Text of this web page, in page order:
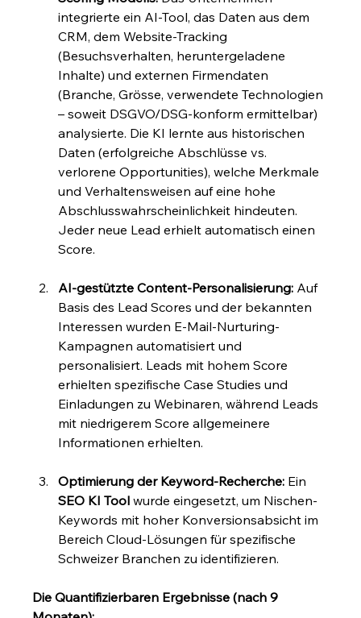
integrierte ein AI-Tool, das Daten aus dem
CRM, dem Website-Tracking
(Besuchsverhalten, heruntergeladene
Inhalte) und externen Firmendaten
(Branche, Grösse, verwendete Technologien
– soweit DSGVO/DSG-konform ermittelbar)
analysierte. Die KI lernte aus historischen
Daten (erfolgreiche Abschlüsse vs.
verlorene Opportunities), welche Merkmale
und Verhaltensweisen auf eine hohe
Abschlusswahrscheinlichkeit hindeuten.
Jeder neue Lead erhielt automatisch einen
Score.
AI-gestützte Content-Personalisierung: Auf
Basis des Lead Scores und der bekannten
Interessen wurden E-Mail-Nurturing-
Kampagnen automatisiert und
personalisiert. Leads mit hohem Score
erhielten spezifische Case Studies und
Einladungen zu Webinaren, während Leads
mit niedrigerem Score allgemeinere
Informationen erhielten.
Optimierung der Keyword-Recherche: Ein
SEO KI Tool wurde eingesetzt, um Nischen-
Keywords mit hoher Konversionsabsicht im
Bereich Cloud-Lösungen für spezifische
Schweizer Branchen zu identifizieren.
Die Quantifizierbaren Ergebnisse (nach 9